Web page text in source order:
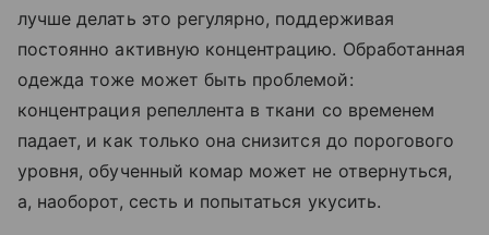
лучше делать это регулярно, поддерживая
постоянно активную концентрацию. Обработанная
одежда тоже может быть проблемой:
концентрация репеллента в ткани со временем
падает, и как только она снизится до порогового
уровня, обученный комар может не отвернуться,
а, наоборот, сесть и попытаться укусить.